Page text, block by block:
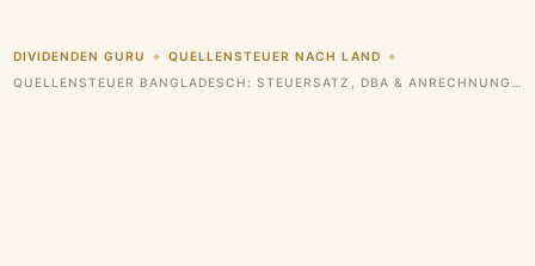
DIVIDENDEN GURU ◆ QUELLENSTEUER NACH LAND ◆
QUELLENSTEUER BANGLADESCH: STEUERSATZ, DBA & ANRECHNUNG FÜR DEUTSCHE ANLEGER